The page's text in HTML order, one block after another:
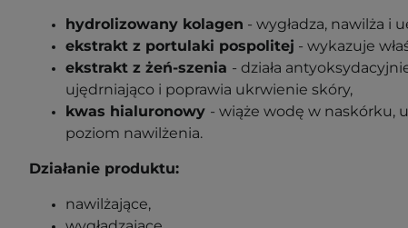
hydrolizowany kolagen - wygładza, nawilża i
ekstrakt z portulaki pospolitej - wykazuje
ekstrakt z żeń-szenia - działa
ujędrniająco i poprawia ukrwienie skóry,
kwas hialuronowy - wiąże wodę w naskórku,
poziom nawilżenia.
Działanie produktu:
nawilżające,